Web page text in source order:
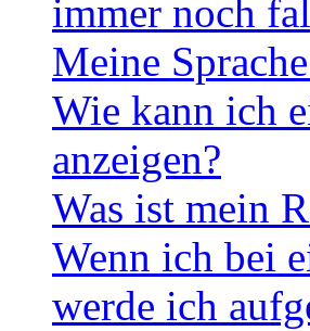
immer noch
Meine
Wie kann ich
anzeigen?
Was ist mein
Wenn ich bei
werde ich